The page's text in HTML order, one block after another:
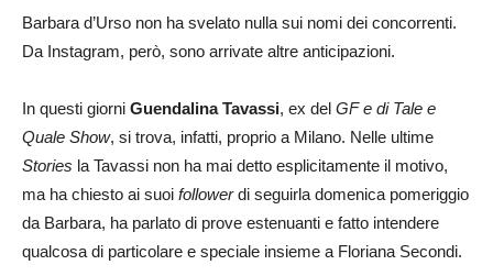
Barbara d’Urso non ha svelato nulla sui nomi dei concorrenti.
Da Instagram, però, sono arrivate altre anticipazioni.
In questi giorni Guendalina Tavassi, ex del GF e di Tale e
Quale Show, si trova, infatti, proprio a Milano. Nelle ultime
Stories la Tavassi non ha mai detto esplicitamente il motivo,
ma ha chiesto ai suoi followerdi seguirla domenica pomeriggio
da Barbara, ha parlato di prove estenuanti e fatto intendere
qualcosa di particolare e speciale insieme a Floriana Secondi.